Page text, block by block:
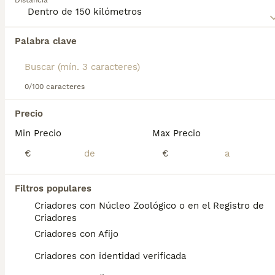
Palabra clave
0/100 caracteres
Precio
Min Precio
€
Max Precio
€
Filtros populares
Criadores con Núcleo Zoológico o en el Registro de
Criadores
Criadores con Afijo
Criadores con identidad verificada
inteligencia.
para obtener información sobre esta raza de perro.
Encontramos 0 Papillon Perros en adopcion
Si deseas exactamente esta búsqueda guarda tu
búsqueda y espera el resultado perfecto:
Preguntas frecuentes
¿Cuánto cuestan los
cachorros de papillon?
El coste de adquisición de esta raza puede
variar según factores como el pedigrí, la
reputación del criador y la ubicación